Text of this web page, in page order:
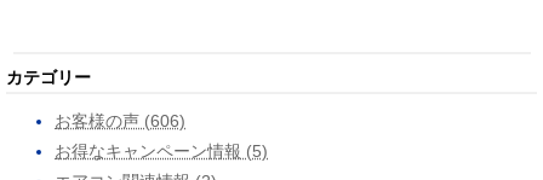
カテゴリー
お客様の声 (606)
お得なキャンペーン情報 (5)